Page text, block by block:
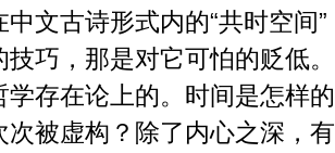
中文古诗形式内的“共时空间
技巧，那是对它可怕的贬低
学存在论上的。时间是怎样
次被虚构？除了内心之深，